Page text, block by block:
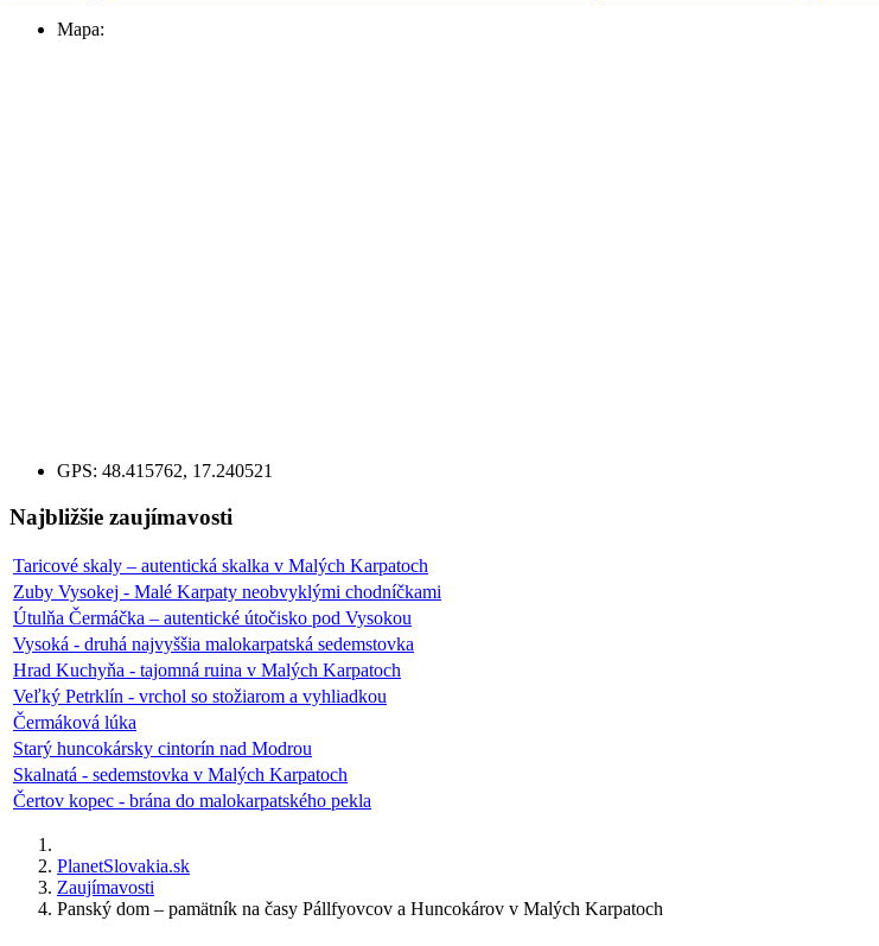
Mapa:
GPS: 48.415762, 17.240521
Najbližšie zaujímavosti
Taricové skaly – autentická skalka v Malých Karpatoch
Zuby Vysokej - Malé Karpaty neobvyklými chodníčkami
Útulňa Čermáčka – autentické útočisko pod Vysokou
Vysoká - druhá najvyššia malokarpatská sedemstovka
Hrad Kuchyňa - tajomná ruina v Malých Karpatoch
Veľký Petrklín - vrchol so stožiarom a vyhliadkou
Čermáková lúka
Starý huncokársky cintorín nad Modrou
Skalnatá - sedemstovka v Malých Karpatoch
Čertov kopec - brána do malokarpatského pekla
PlanetSlovakia.sk
Zaujímavosti
Panský dom – pamätník na časy Pállfyovcov a Huncokárov v Malých Karpatoch